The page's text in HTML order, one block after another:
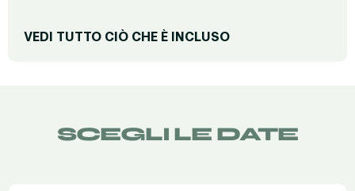
VEDI TUTTO CIÒ CHE È INCLUSO
DivanoSCEGLI LE DATE